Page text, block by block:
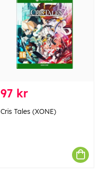
97 kr
Cris Tales (XONE)